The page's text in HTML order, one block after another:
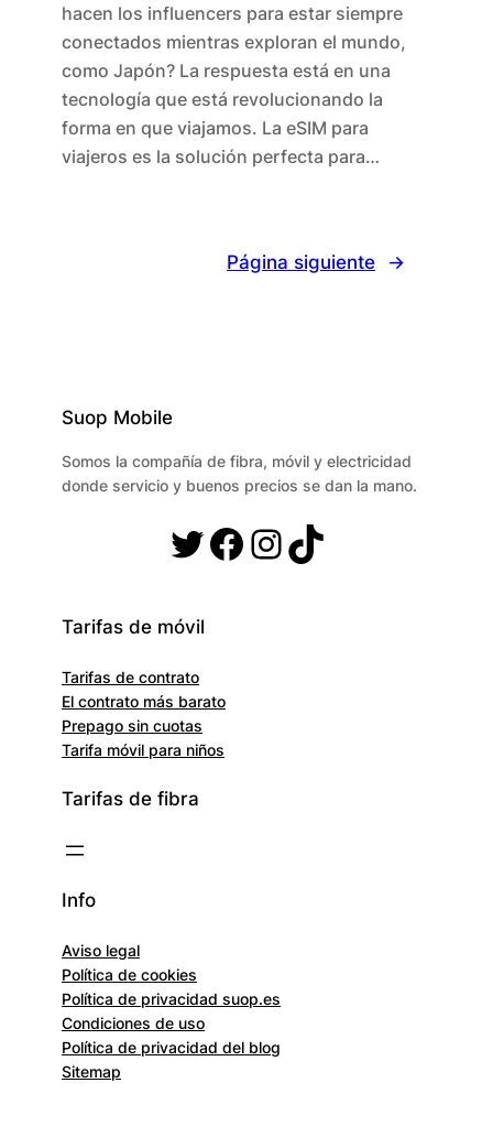
hacen los influencers para estar siempre
conectados mientras exploran el mundo,
como Japón? La respuesta está en una
tecnología que está revolucionando la
forma en que viajamos. La eSIM para
viajeros es la solución perfecta para…
Página siguiente →
Suop Mobile
Somos la compañía de fibra, móvil y electricidad
donde servicio y buenos precios se dan la mano.
Twitter Facebook InstagramTikTok
Tarifas de móvil
Tarifas de contrato
El contrato más barato
Prepago sin cuotas
Tarifa móvil para niños
Tarifas de fibra
Info
Aviso legal
Política de cookies
Política de privacidad suop.es
Condiciones de uso
Política de privacidad del blog
Sitemap